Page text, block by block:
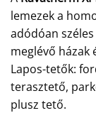
lemezek a
adódóan
meglévő házak
Lapos-tetők:
terasztető,
plusz tető.